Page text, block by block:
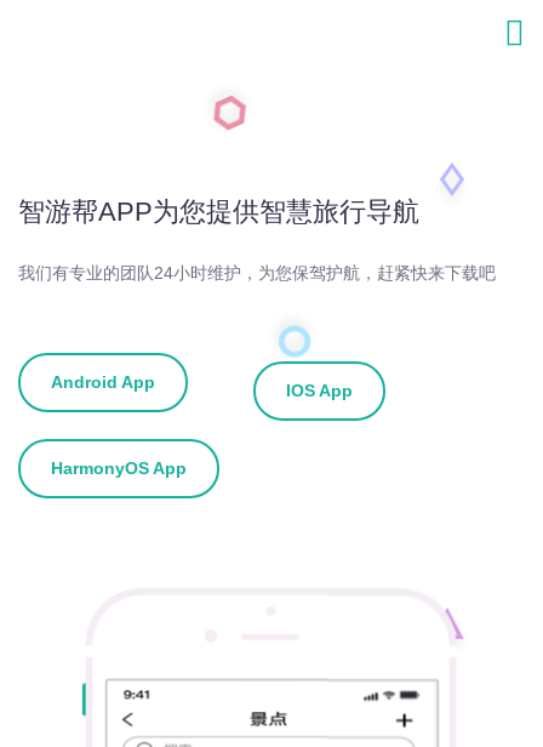
智游帮APP为您提供智慧旅行导航
我们有专业的团队24小时维护，为您保驾护航，赶紧快来下载吧
Android App IOS App
HarmonyOS App